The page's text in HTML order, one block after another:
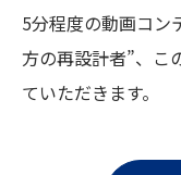
5分程度の動画コン
方の再設計者”、こ
ていただきます。